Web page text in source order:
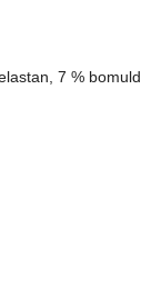
7 % bomuld